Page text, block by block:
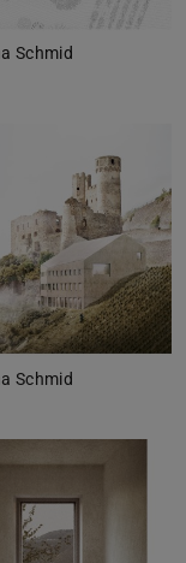
Schmid
Schmid